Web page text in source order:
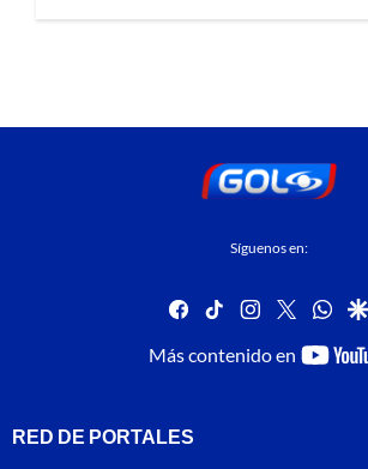
Síguenos en:
facebook
tiktok instagram
twitter
Más contenido en
RED DE PORTALES